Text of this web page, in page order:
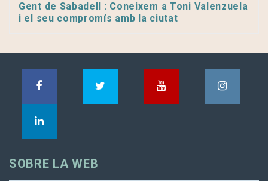
Gent de Sabadell : Coneixem a Toni Valenzuela
i el seu compromís amb la ciutat
SOBRE LA WEB